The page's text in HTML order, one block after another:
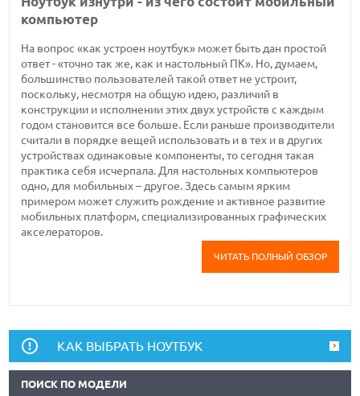
компьютер
На вопрос «как устроен ноутбук» может быть дан простой
ответ - «точно так же, как и настольный ПК». Но, думаем,
большинство пользователей такой ответ не устроит,
поскольку, несмотря на общую идею, различий в
конструкции и исполнении этих двух устройств с каждым
годом становится все больше. Если раньше производители
считали в порядке вещей использовать и в тех и в других
устройствах одинаковые компоненты, то сегодня такая
практика себя исчерпала. Для настольных компьютеров
одно, для мобильных – другое. Здесь самым ярким
примером может служить рождение и активное развитие
мобильных платформ, специализированных графических
акселераторов.
ЧИТАТЬ ПОЛНЫЙ ОБЗОР
КАК ВЫБРАТЬ НОУТБУК
ПОИСК ПО МОДЕЛИ